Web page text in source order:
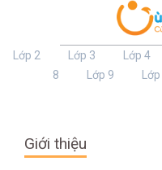
Lớp 2 Lớp 3 Lớp 4
8
Lớp 9
Giới thiệu